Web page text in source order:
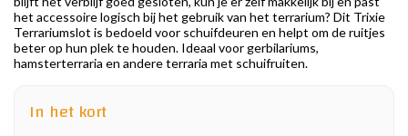
het accessoire logisch bij het gebruik van het terrarium? Dit Trixie
Terrariumslot is bedoeld voor schuifdeuren en helpt om de ruitjes
beter op hun plek te houden. Ideaal voor gerbilariums,
hamsterterraria en andere terraria met schuifruiten.
In het kort